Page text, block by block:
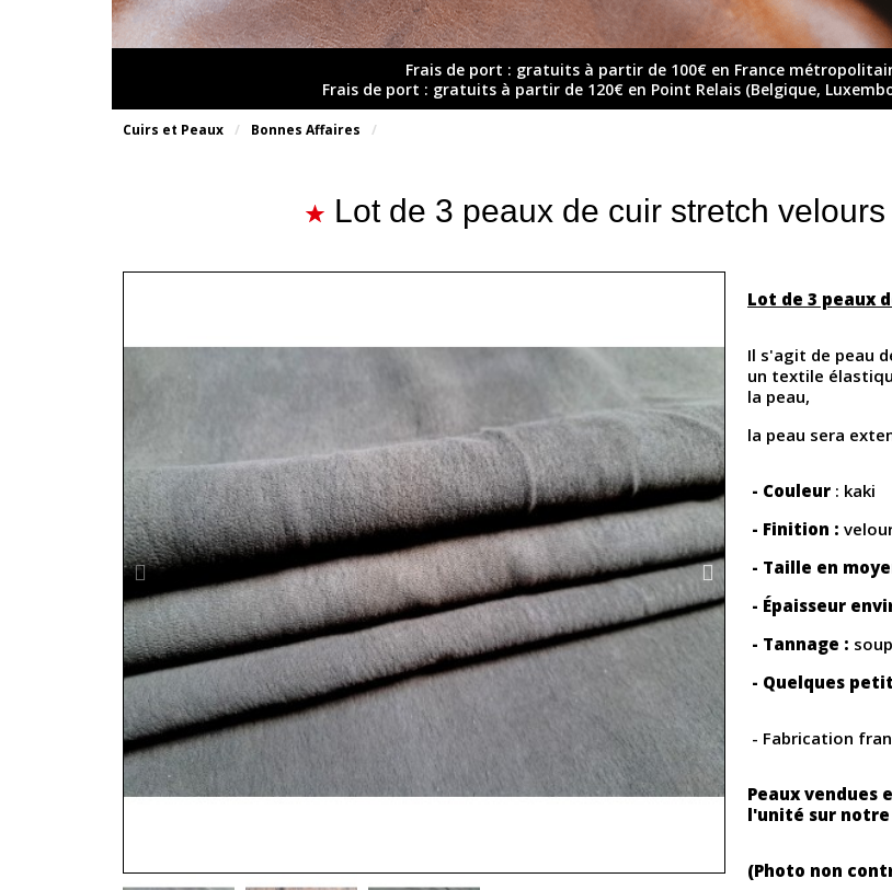
Frais de port : gratuits à partir de 100€ en France
Frais de port : gratuits à partir de 120€ en Point Relais (Belgique,
Cuirs et Peaux Bonnes Affaires
Lot de 3 peaux de cuir stretch
Lot de 3 peaux
Il s'agit de peau
un textile
la peau,
la peau sera
- Couleur : kaki
- Finition :
- Taille en
- Épaisseur
- Tannage :
- Quelques
- Fabrication
Peaux vendues
l'unité sur
(Photo non